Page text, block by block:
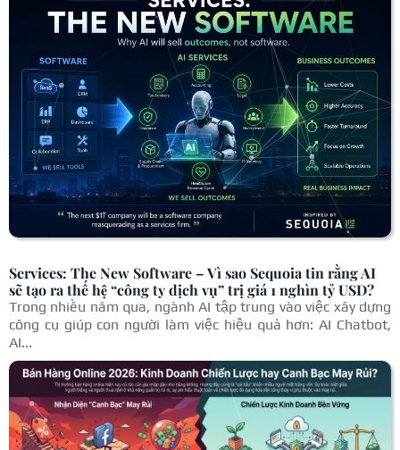
Services: The New Software – Vì sao Sequoia tin rằng AI
sẽ tạo ra thế hệ “công ty dịch vụ” trị giá 1 nghìn tỷ USD?
Trong nhiều năm qua, ngành AI tập trung vào việc xây dựng
công cụ giúp con người làm việc hiệu quả hơn: AI Chatbot,
AI...